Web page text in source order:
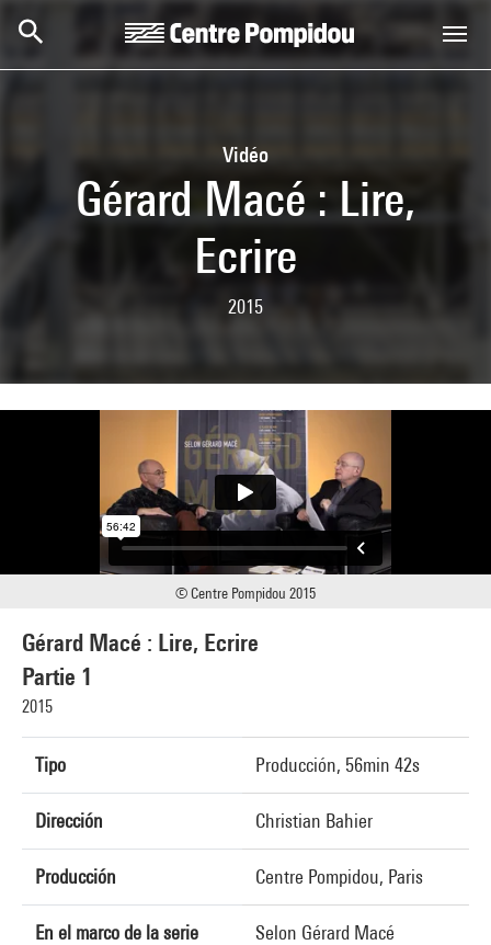
Vidéo
Gérard Macé : Lire,
Ecrire
2015
Gérard Macé : Lire, Ecrire
Partie 1
2015
Tipo Producción, 56min 42s
Dirección Christian Bahier
Producción Centre Pompidou, Paris
En el marco de la serie Selon Gérard Macé
© Centre Pompidou 2015